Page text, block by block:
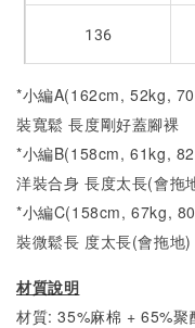
136
*小編A(162cm, 52kg,
裝寬鬆 長度剛好蓋腳裸
*小編B(158cm, 61kg,
洋裝合身 長度太長(會拖
*小編C(158cm, 67kg,
裝微鬆長 度太長(會拖地)
材質說明
材質: 35%麻棉 + 65%聚